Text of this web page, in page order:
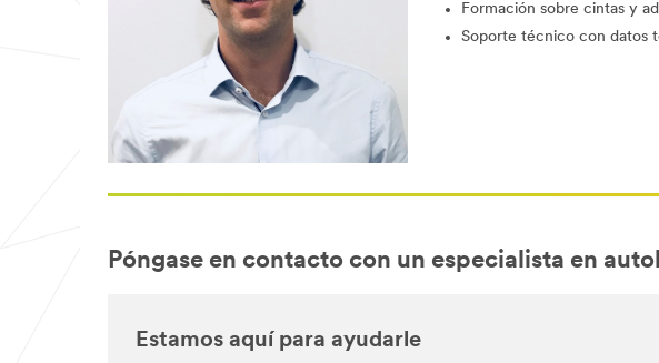
Formación sobre cintas y
Soporte técnico con datos
Póngase en contacto con un especialista en
Estamos aquí para ayudarle